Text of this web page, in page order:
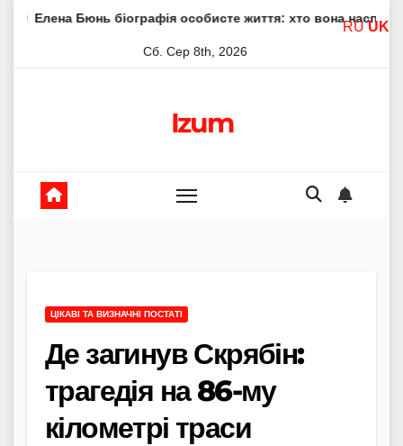
Skipбіографія особисте життя: хто вона насправді Елена
Сб. Сер 8th, 2026
Izum
ЦІКАВІ ТА ВИЗНАЧНІ ПОСТАТІ
Де загинув Скрябін:
трагедія на 86-му
кілометрі траси
RU UK